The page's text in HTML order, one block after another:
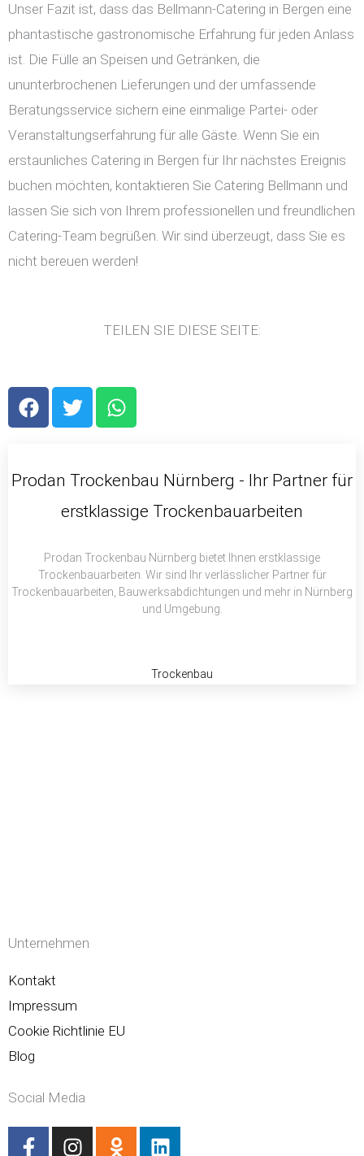
Unser Fazit ist, dass das Bellmann-Catering in Bergen eine
phantastische gastronomische Erfahrung für jeden Anlass
ist. Die Fülle an Speisen und Getränken, die
ununterbrochenen Lieferungen und der umfassende
Beratungsservice sichern eine einmalige Partei- oder
Veranstaltungserfahrung für alle Gäste. Wenn Sie ein
erstaunliches Catering in Bergen für Ihr nächstes Ereignis
buchen möchten, kontaktieren Sie Catering Bellmann und
lassen Sie sich von Ihrem professionellen und freundlichen
Catering-Team begrüßen. Wir sind überzeugt, dass Sie es
nicht bereuen werden!
TEILEN SIE DIESE SEITE:
F
a
b
T
w
t
r
W
h
s
p
Prodan Trockenbau Nürnberg - Ihr Partner für
erstklassige Trockenbauarbeiten
Prodan Trockenbau Nürnberg bietet Ihnen erstklassige
Trockenbauarbeiten. Wir sind Ihr verlässlicher Partner für
Trockenbauarbeiten, Bauwerksabdichtungen und mehr in Nürnberg
und Umgebung.
Trockenbau
Unternehmen
Kontakt
Impressum
Cookie Richtlinie EU
Blog
Social Media
F
I
O
L